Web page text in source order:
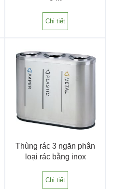
Chi tiết
Thùng rác 3 ngăn phân
loại rác bằng inox
Chi tiết